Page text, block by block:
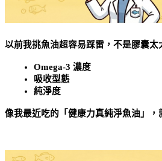
以前我挑魚油超容易踩雷，不是膠囊
Omega-3 濃度
吸收型態
純淨度
像我最近吃的「健康力真純淨魚油」，